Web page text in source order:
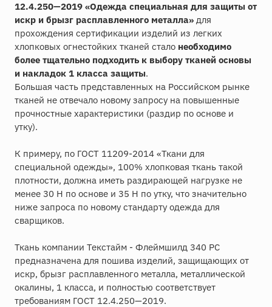
12.4.250—2019 «Одежда специальная для защиты от
искр и брызг расплавленного металла» для
прохождения сертификации изделий из легких
хлопковых огнестойких тканей стало необходимо
более тщательно подходить к выбору тканей основы
и накладок 1 класса защиты.
Большая часть представленных на Российском рынке
тканей не отвечало новому запросу на повышенные
прочностные характеристики (раздир по основе и
утку).
К примеру, по ГОСТ 11209-2014 «Ткани для
специальной одежды», 100% хлопковая ткань такой
плотности, должна иметь раздирающей нагрузке не
менее 30 Н по основе и 35 Н по утку, что значительно
ниже запроса по новому стандарту одежда для
сварщиков.
Ткань компании Текстайм - Флеймшилд 340 РС
предназначена для пошива изделий, защищающих от
искр, брызг расплавленного металла, металлической
окалины, 1 класса, и полностью соответствует
требованиям ГОСТ 12.4.250—2019.